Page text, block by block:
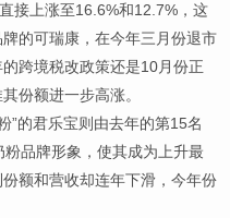
接上涨至16.6%和12.7%，这
的可瑞康，在今年三月份退市
跨境税改政策还是10月份正
份额进一步高涨。
的君乐宝则由去年的第15名
品牌形象，使其成为上升最
额和营收却连年下滑，今年份